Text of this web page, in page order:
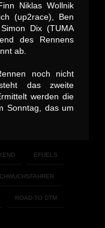
Niklas Wollnik
(up2race), Ben
Dix (TUMA
des Rennens
ab.
noch nicht
das zweite
werden die
Sonntag, das um
EFUELS
ROAD TO DTM